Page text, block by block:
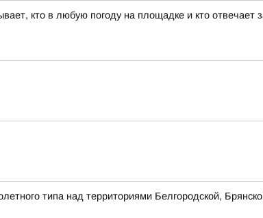
кто в любую погоду на площадке и кто
типа над территориями Белгородской,